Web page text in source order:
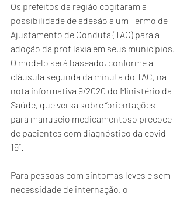
Os prefeitos da região cogitaram a
possibilidade de adesão a um Termo de
Ajustamento de Conduta (TAC) para a
adoção da profilaxia em seus municípios.
O modelo será baseado, conforme a
cláusula segunda da minuta do TAC, na
nota informativa 9/2020 do Ministério da
Saúde, que versa sobre “orientações
para manuseio medicamentoso precoce
de pacientes com diagnóstico da covid-
19”.
Para pessoas com sintomas leves e sem
necessidade de internação, o